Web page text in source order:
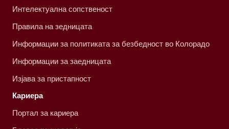
Интелектуална сопственост
Правила на зедницата
Информации за политиката за безбедност во Колорадо
Информации за заедницата
Изјава за пристапност
Кариера
Портал за кариера